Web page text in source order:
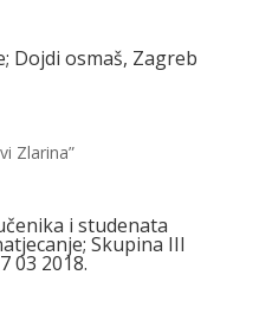
Dojdi osmaš, Zagreb
Zlarina”
i studenata
Skupina III
03 2018.